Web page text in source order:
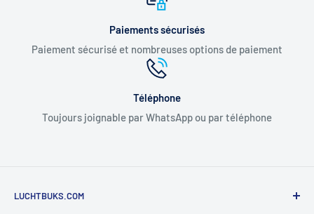
Paiements sécurisés
Paiement sécurisé et nombreuses options de paiement
Téléphone
Toujours joignable par WhatsApp ou par téléphone
LUCHTBUKS.COM